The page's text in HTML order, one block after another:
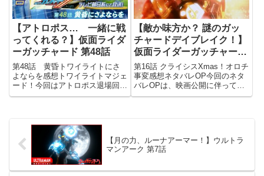
【アトロポス… 一緒に戦
ってくれる？】仮面ライダ
ーガッチャード 第48話
第48話 黄昏トワイライトにさ
よならを感想トワイライトマジェ
ード！今回はアトロポス退場回。
九堂はどちらかと言うとアトロポ
メイン回という感じはしませんで
したね。己が娘を助けるために
奔...
【敵か味方か？ 謎のガッ
チャードデイブレイク！】
仮面ライダーガッチャード
第16話
第16話 クライシスXmas！オロチ
事変感想ネタバレOP今回のネタ
バレOPは、映画公開に伴って映
像が全体的に刷新。ただ、本命の
【月の力、ルーナアーマー！】ウルトラ
マンアーク 第7話